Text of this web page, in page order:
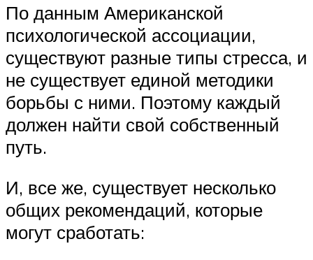
По данным Американской
психологической ассоциации,
существуют разные типы стресса, и
не существует единой методики
борьбы с ними. Поэтому каждый
должен найти свой собственный
путь.
И, все же, существует несколько
общих рекомендаций, которые
могут сработать: